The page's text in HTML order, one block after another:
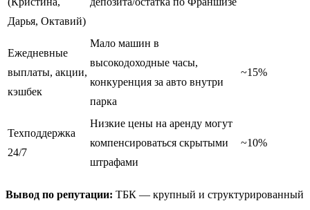
Дарья, Октавий)
Ежедневные
выплаты, акции,
кэшбек
Мало машин в
высокодоходные часы,
конкуренция за авто внутри
парка
~15%
Техподдержка
24/7
Низкие цены на аренду могут
компенсироваться скрытыми
штрафами
~10%
Вывод по репутации: ТБК — крупный и структурированный